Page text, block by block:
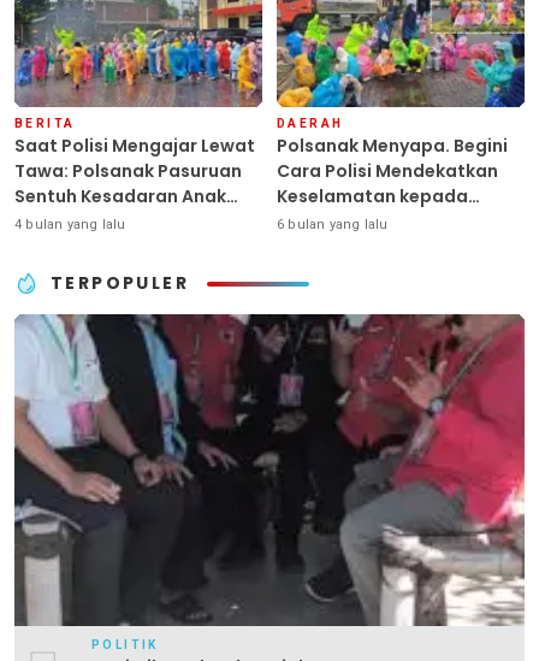
BERITA
Saat Polisi Mengajar Lewat
Tawa: Polsanak Pasuruan
Sentuh Kesadaran Anak
Sejak Dini
4 bulan yang lalu
DAERAH
Polsanak Menyapa. Begini
Cara Polisi Mendekatkan
Keselamatan kepada
Generasi Sejak Usia Dini
6 bulan yang lalu
TERPOPULER
POLITIK